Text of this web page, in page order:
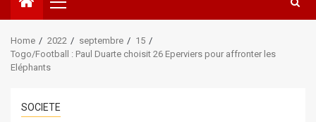
Primary
Menu
Home 2022 septembre
15
Togo/Football : Paul Duarte choisit 26 Eperviers pour affronter les
Eléphants
SOCIETE